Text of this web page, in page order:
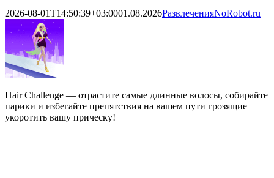
2026-08-01T14:50:39+03:0001.08.2026РазвлеченияNoRobot.ru
Hair Challenge — отрастите самые длинные волосы, собирайте
парики и избегайте препятствия на вашем пути грозящие
укоротить вашу прическу!